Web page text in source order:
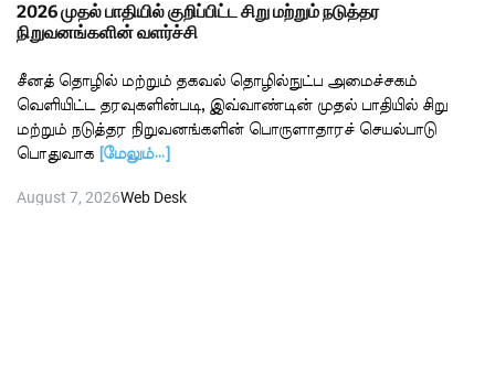
2026 முதல் பாதியில் குறிப்பிட்ட சிறு மற்றும் நடுத்தர
நிறுவனங்களின் வளர்ச்சி
சீனத் தொழில் மற்றும் தகவல் தொழில்நுட்ப அமைச்சகம்
வெளியிட்ட தரவுகளின்படி, இவ்வாண்டின் முதல் பாதியில் சிறு
மற்றும் நடுத்தர நிறுவனங்களின் பொருளாதாரச் செயல்பாடு
பொதுவாக
[மேலும்…]
August 7, 2026Web Desk